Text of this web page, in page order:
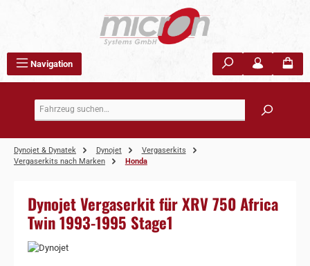
Navigation
Dynojet & Dynatek Dynojet
Vergaserkits
Vergaserkits nach Marken
Honda
Dynojet Vergaserkit für XRV 750 Africa
Twin 1993-1995 Stage1